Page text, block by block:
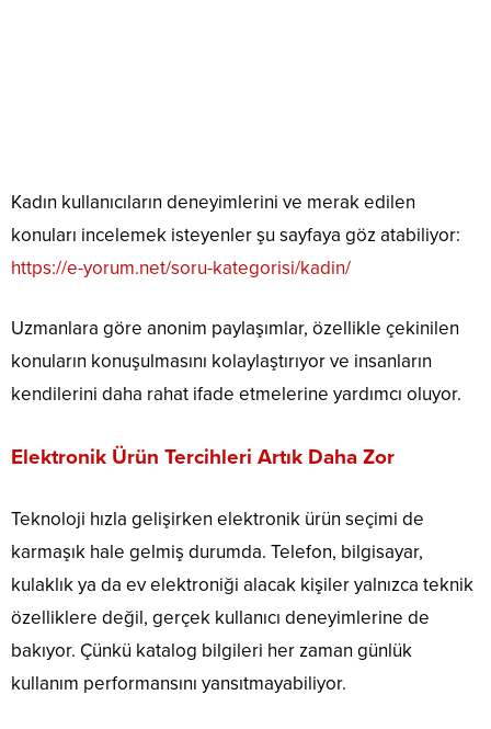
Kadın kullanıcıların deneyimlerini ve merak edilen
konuları incelemek isteyenler şu sayfaya göz atabiliyor:
https://e-yorum.net/soru-kategorisi/kadin/
Uzmanlara göre anonim paylaşımlar, özellikle çekinilen
konuların konuşulmasını kolaylaştırıyor ve insanların
kendilerini daha rahat ifade etmelerine yardımcı oluyor.
Elektronik Ürün Tercihleri Artık Daha Zor
Teknoloji hızla gelişirken elektronik ürün seçimi de
karmaşık hale gelmiş durumda. Telefon, bilgisayar,
kulaklık ya da ev elektroniği alacak kişiler yalnızca teknik
özelliklere değil, gerçek kullanıcı deneyimlerine de
bakıyor. Çünkü katalog bilgileri her zaman günlük
kullanım performansını yansıtmayabiliyor.